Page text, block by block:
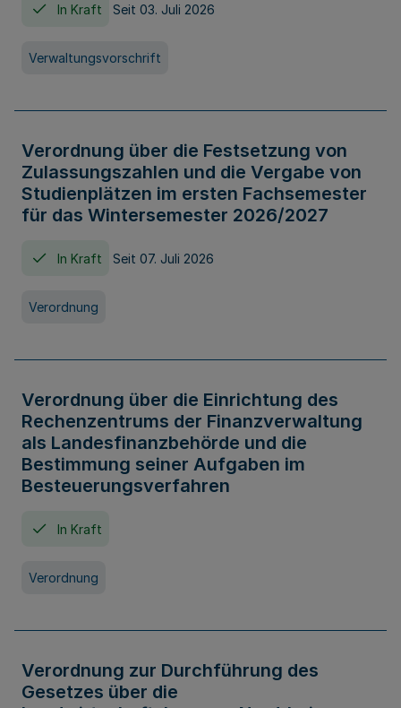
In Kraft Seit 03. Juli 2026
Verwaltungsvorschrift
Verordnung über die Festsetzung von
Zulassungszahlen und die Vergabe von
Studienplätzen im ersten Fachsemester
für das Wintersemester 2026/2027
In Kraft Seit 07. Juli 2026
Verordnung
Verordnung über die Einrichtung des
Rechenzentrums der Finanzverwaltung
als Landesfinanzbehörde und die
Bestimmung seiner Aufgaben im
Besteuerungsverfahren
In Kraft
Verordnung
Verordnung zur Durchführung des
Gesetzes über die